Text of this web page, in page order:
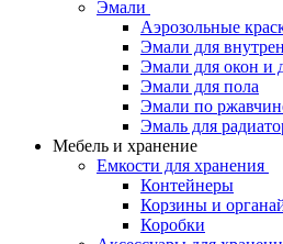
Эмали
Аэрозольные
Эмали для
Эмали для окон и
Эмали для пола
Эмали по
Эмаль для
Мебель и хранение
Емкости для хранения
Контейнеры
Корзины и
Коробки